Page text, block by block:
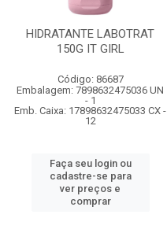
HIDRATANTE LABOTRAT
150G IT GIRL
Código: 86687
Embalagem: 7898632475036 UN
- 1
Emb. Caixa: 17898632475033 CX -
12
Faça seu login ou
cadastre-se para
ver preços e
comprar